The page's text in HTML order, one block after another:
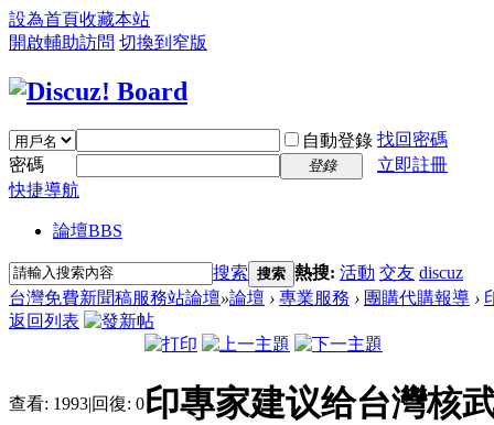
設為首頁收藏本站
開啟輔助訪問 切換到窄版
自動登錄 找回密碼
密碼
登錄
立即註冊
快捷導航
論壇BBS
搜索 搜索 熱搜: 活動 交友 discuz
台灣免費新聞稿服務站論壇»論壇 › 專業服務 › 團購代購報導 ›
返回列表
查看: 1993|回復: 0印專家建议给台灣核